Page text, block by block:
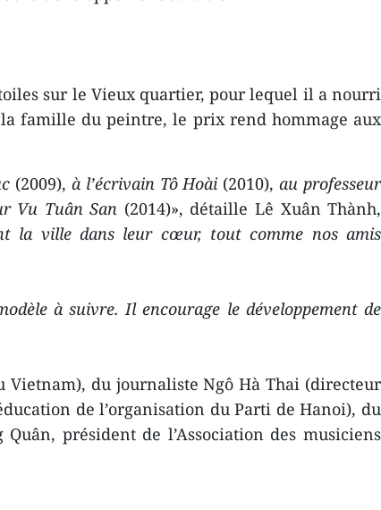
sur le Vieux quartier, pour lequel il a nourri
famille du peintre, le prix rend hommage aux
(2009), à l’écrivain Tô Hoài (2010),au professeur
Vu Tuân San (2014)», détaille Lê Xuân Thành,
la ville dans leur cœur, tout comme nos amis
à suivre. Il encourage le développement de
Vietnam), du journaliste Ngô Hà Thai (directeur
de l’organisation du Parti de Hanoi), du
président de l’Association des musiciens